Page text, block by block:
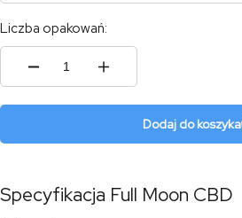
Liczba opakowań:
ilość
Dodaj do koszyka
Specyfikacja Full Moon CBD